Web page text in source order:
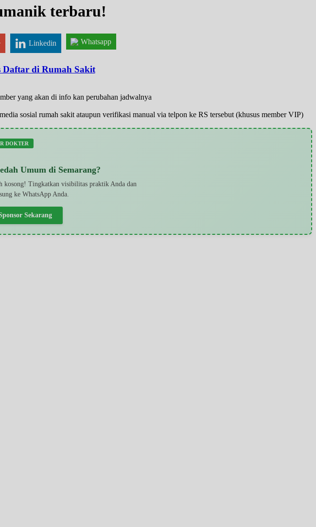
terbaru!
Linkedin Whatsapp
Daftar di Rumah Sakit
yang akan di info kan perubahan jadwalnya
sosial rumah sakit ataupun verifikasi manual via telpon ke RS tersebut (khusus member VIP)
DOKTER
Umum di Semarang?
kosong! Tingkatkan visibilitas praktik Anda dan
ke WhatsApp Anda.
Sekarang